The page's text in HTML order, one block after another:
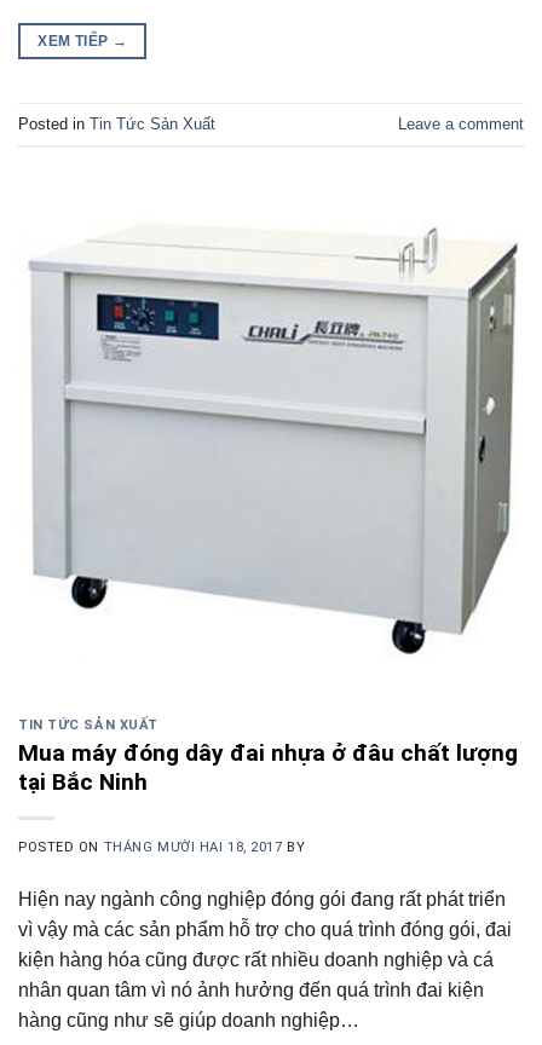
XEM TIẾP →
Posted in Tin Tức Sản Xuất Leave a comment
TIN TỨC SẢN XUẤT
Mua máy đóng dây đai nhựa ở đâu chất lượng
tại Bắc Ninh
POSTED ON THÁNG MƯỜI HAI 18, 2017 BY
Hiện nay ngành công nghiệp đóng gói đang rất phát triển
vì vậy mà các sản phẩm hỗ trợ cho quá trình đóng gói, đai
kiện hàng hóa cũng được rất nhiều doanh nghiệp và cá
nhân quan tâm vì nó ảnh hưởng đến quá trình đai kiện
hàng cũng như sẽ giúp doanh nghiệp…